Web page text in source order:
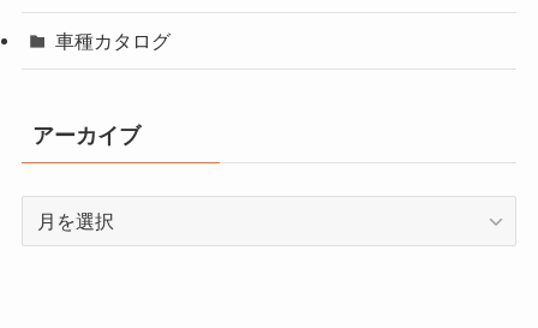
車種カタログ
アーカイブ